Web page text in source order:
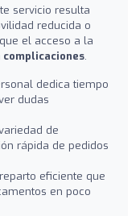
servicio resulta
reducida o
el acceso a la
complicaciones.
dedica tiempo
dudas
de
rápida de pedidos
eficiente que
en poco